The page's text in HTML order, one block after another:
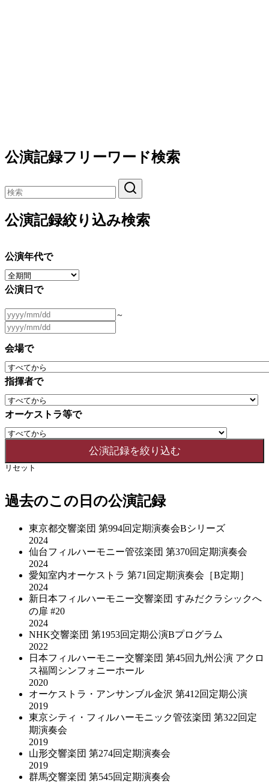
公演記録フリーワード検索
公演記録絞り込み検索
公演年代で
公演日で
～
会場で
指揮者で
オーケストラ等で
リセット
過去のこの日の公演記録
東京都交響楽団 第994回定期演奏会Bシリーズ
2024
仙台フィルハーモニー管弦楽団 第370回定期演奏会
2024
愛知室内オーケストラ 第71回定期演奏会［B定期］
2024
新日本フィルハーモニー交響楽団 すみだクラシックへ
の扉 #20
2024
NHK交響楽団 第1953回定期公演Bプログラム
2022
日本フィルハーモニー交響楽団 第45回九州公演 アクロ
ス福岡シンフォニーホール
2020
オーケストラ・アンサンブル金沢 第412回定期公演
2019
東京シティ・フィルハーモニック管弦楽団 第322回定
期演奏会
2019
山形交響楽団 第274回定期演奏会
2019
群馬交響楽団 第545回定期演奏会